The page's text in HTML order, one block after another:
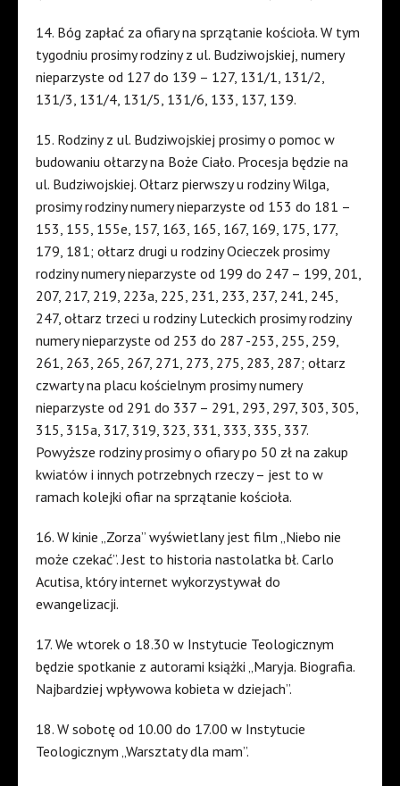
14. Bóg zapłać za ofiary na sprzątanie kościoła. W tym
tygodniu prosimy rodziny z ul. Budziwojskiej, numery
nieparzyste od 127 do 139 – 127, 131/1, 131/2,
131/3, 131/4, 131/5, 131/6, 133, 137, 139.
15. Rodziny z ul. Budziwojskiej prosimy o pomoc w
budowaniu ołtarzy na Boże Ciało. Procesja będzie na
ul. Budziwojskiej. Ołtarz pierwszy u rodziny Wilga,
prosimy rodziny numery nieparzyste od 153 do 181 –
153, 155, 155e, 157, 163, 165, 167, 169, 175, 177,
179, 181; ołtarz drugi u rodziny Ocieczek prosimy
rodziny numery nieparzyste od 199 do 247 – 199, 201,
207, 217, 219, 223a, 225, 231, 233, 237, 241, 245,
247, ołtarz trzeci u rodziny Luteckich prosimy rodziny
numery nieparzyste od 253 do 287 -253, 255, 259,
261, 263, 265, 267, 271, 273, 275, 283, 287; ołtarz
czwarty na placu kościelnym prosimy numery
nieparzyste od 291 do 337 – 291, 293, 297, 303, 305,
315, 315a, 317, 319, 323, 331, 333, 335, 337.
Powyższe rodziny prosimy o ofiary po 50 zł na zakup
kwiatów i innych potrzebnych rzeczy – jest to w
ramach kolejki ofiar na sprzątanie kościoła.
16. W kinie „Zorza” wyświetlany jest film „Niebo nie
może czekać”. Jest to historia nastolatka bł. Carlo
Acutisa, który internet wykorzystywał do
ewangelizacji.
17. We wtorek o 18.30 w Instytucie Teologicznym
będzie spotkanie z autorami książki „Maryja. Biografia.
Najbardziej wpływowa kobieta w dziejach”.
18. W sobotę od 10.00 do 17.00 w Instytucie
Teologicznym „Warsztaty dla mam”.